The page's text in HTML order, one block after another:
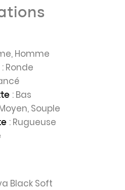
Homme
: Ronde
: Bas
Souple
: Rugueuse
Black Soft